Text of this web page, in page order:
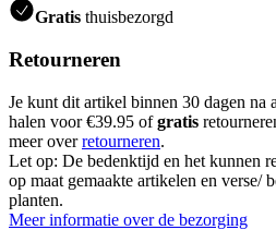
Gratis thuisbezorgd
Retourneren
Je kunt dit artikel binnen 30 dagen na
halen voor €39.95 ofgratis
meer overretourneren.
Let op: De bedenktijd en het kunnen
op maat gemaakte artikelen en verse/
planten.
Meer informatie over de bezorging